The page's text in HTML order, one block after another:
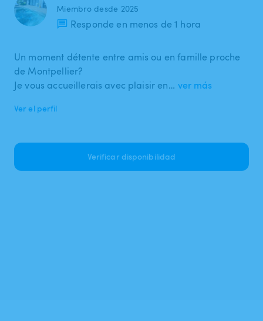
Miembro desde 2025
Responde en menos de 1 hora
Un moment détente entre amis ou en famille proche
de Montpellier?
Je vous accueillerais avec plaisir en… ver más
Ver el perfil
Verificar disponibilidad